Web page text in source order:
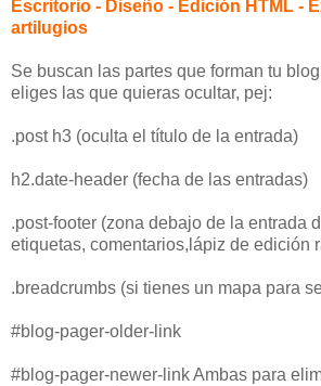
Escritorio - Diseño - Edición HTML -
artilugios
Se buscan las partes que forman tu
eliges las que quieras ocultar, pej:
.post h3 (oculta el título de la entrada)
h2.date-header (fecha de las entradas)
.post-footer (zona debajo de la entrada
etiquetas, comentarios,lápiz de edición
.breadcrumbs (si tienes un mapa para
#blog-pager-older-link
#blog-pager-newer-link Ambas para